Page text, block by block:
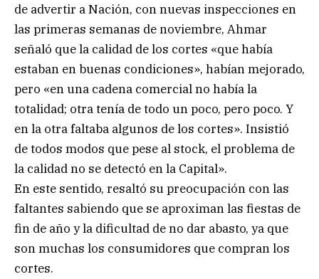
de advertir a Nación, con nuevas inspecciones en
las primeras semanas de noviembre, Ahmar
señaló que la calidad de los cortes «que había
estaban en buenas condiciones», habían mejorado,
pero «en una cadena comercial no había la
totalidad; otra tenía de todo un poco, pero poco. Y
en la otra faltaba algunos de los cortes». Insistió
de todos modos que pese al stock, el problema de
la calidad no se detectó en la Capital».
En este sentido, resaltó su preocupación con las
faltantes sabiendo que se aproximan las fiestas de
fin de año y la dificultad de no dar abasto, ya que
son muchas los consumidores que compran los
cortes.